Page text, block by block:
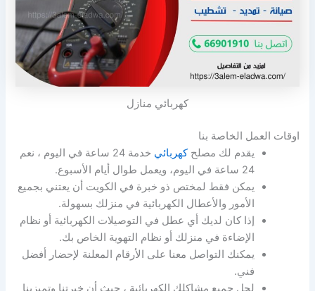
كهربائي منازل
اوقات العمل الخاصة بنا
يقدم لك مصلحكهربائي
خدمة 24 ساعة في اليوم ، نعم
24 ساعة في اليوم، ويعمل طوال أيام الأسبوع.
يمكن فقط لمختص ذو خبرة في الكويت أن يعتني بجميع
الأمور والأعطال الكهربائية في منزلك بسهولة.
إذا كان لديك أي عطل في التوصيلات الكهربائية أو نظام
الإضاءة في منزلك أو نظام التهوية الخاص بك.
يمكنك التواصل معنا على الأرقام المعلنة لإحضار أفضل
فني.
لحل جميع مشاكلك الكهربائية ، حيث أن خبرتنا وتميزينا